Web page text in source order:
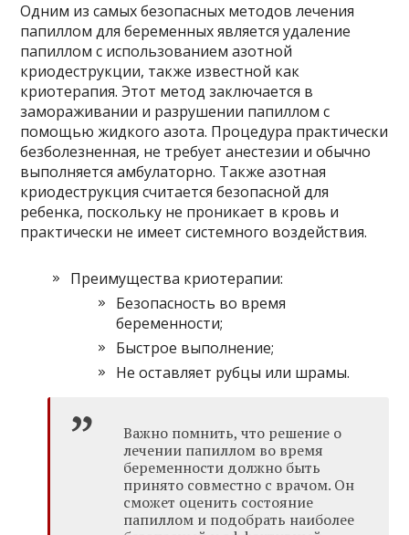
Одним из самых безопасных методов лечения
папиллом для беременных является удаление
папиллом с использованием азотной
криодеструкции, также известной как
криотерапия. Этот метод заключается в
замораживании и разрушении папиллом с
помощью жидкого азота. Процедура практически
безболезненная, не требует анестезии и обычно
выполняется амбулаторно. Также азотная
криодеструкция считается безопасной для
ребенка, поскольку не проникает в кровь и
практически не имеет системного воздействия.
Преимущества криотерапии:
Безопасность во время
беременности;
Быстрое выполнение;
Не оставляет рубцы или шрамы.
Важно помнить, что решение о
лечении папиллом во время
беременности должно быть
принято совместно с врачом. Он
сможет оценить состояние
папиллом и подобрать наиболее